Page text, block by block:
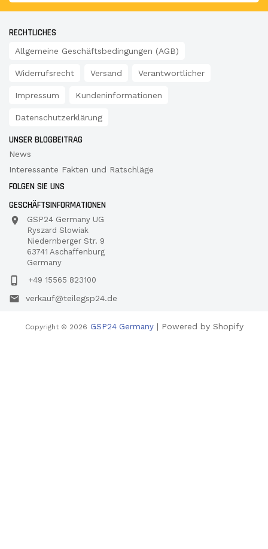
RECHTLICHES
Allgemeine Geschäftsbedingungen (AGB)
Widerrufsrecht Versand Verantwortlicher
Impressum Kundeninformationen
Datenschutzerklärung
UNSER BLOGBEITRAG
News
Interessante Fakten und Ratschläge
FOLGEN SIE UNS
GESCHÄFTSINFORMATIONEN
GSP24 Germany UG
Ryszard Slowiak
Niedernberger Str. 9
63741 Aschaffenburg
Germany
+49 15565 823100
verkauf@teilegsp24.de
Copyright © 2026 GSP24 Germany| Powered by Shopify